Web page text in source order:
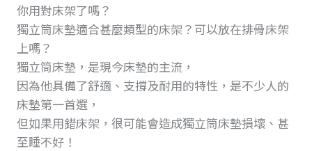
你用對床架了嗎？
獨立筒床墊適合甚麼類型的床架？可以放在排骨床架
上嗎？
獨立筒床墊，是現今床墊的主流，
因為他具備了舒適、支撐及耐用的特性，是不少人的
床墊第一首選，
但如果用錯床架，很可能會造成獨立筒床墊損壞、甚
至睡不好！